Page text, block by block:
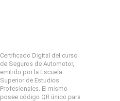
Certificado Digital del curso
de Seguros de Automotor,
emitido por la Escuela
Superior de Estudios
Profesionales. El mismo
posee código QR único para